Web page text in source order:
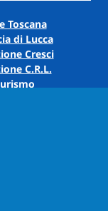
Toscana
di Lucca
Cresci
C.R.L.